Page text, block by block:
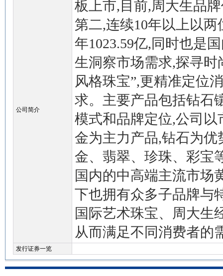
公司简介
板上市,目前,周大生品
第二,连续10年以上以两
年1023.59亿,同时也是
生洞察市场需求,探寻时
风格珠宝”,更精准定位
求。主要产品包括钻石
模式和品牌定位,公司
金为主力产品,钻石为
金、翡翠、珍珠、彩宝
国内的中高端主流市场
下也拥有众多子品牌与
国际艺术珠宝、周大生
从而满足不同消费者的
发行证券一览